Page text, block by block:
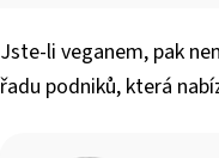
Jste-li veganem, pak
řadu podniků, která